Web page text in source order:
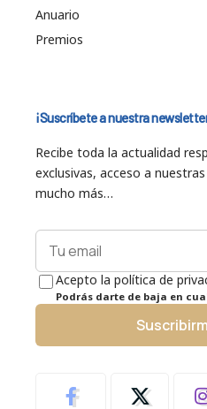
Anuario
Premios
¡Suscríbete a nuestra
Recibe toda la actualidad
exclusivas, acceso a
mucho más…
Acepto la política de
Podrás darte de baja en